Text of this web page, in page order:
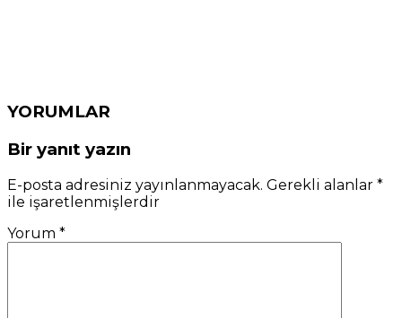
YORUMLAR
Bir yanıt yazın
E-posta adresiniz yayınlanmayacak. Gerekli alanlar *
ile işaretlenmişlerdir
Yorum *